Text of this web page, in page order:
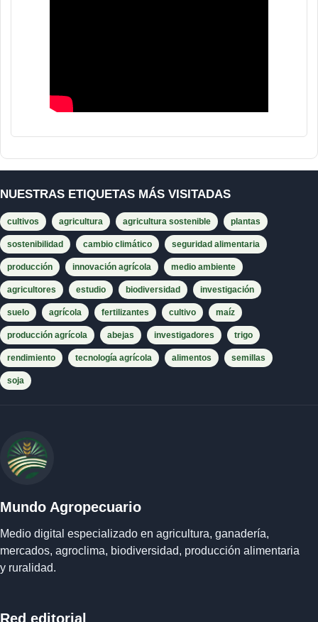
NUESTRAS ETIQUETAS MÁS VISITADAS
cultivos agricultura agricultura sostenible plantas
sostenibilidad cambio climático seguridad alimentaria
producción innovación agrícola medio ambiente
agricultores estudio biodiversidad investigación
suelo agrícola fertilizantes cultivo maíz
producción agrícola abejas investigadores trigo
rendimiento tecnología agrícola alimentos semillas
soja
Mundo Agropecuario
Medio digital especializado en agricultura, ganadería,
mercados, agroclima, biodiversidad, producción alimentaria
y ruralidad.
Red editorial